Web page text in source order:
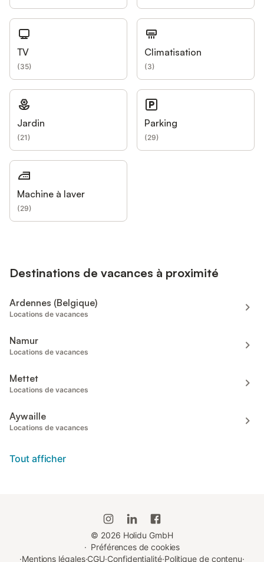
TV
(35)
Climatisation
(3)
Jardin
(21)
Parking
(29)
Machine à laver
(29)
Destinations de vacances à proximité
Ardennes (Belgique)
Locations de vacances
Namur
Locations de vacances
Mettet
Locations de vacances
Aywaille
Locations de vacances
Tout afficher
© 2026 Holidu GmbH
· Préférences de cookies
·Mentions légales·CGU·Confidentialité·Politique de contenu·